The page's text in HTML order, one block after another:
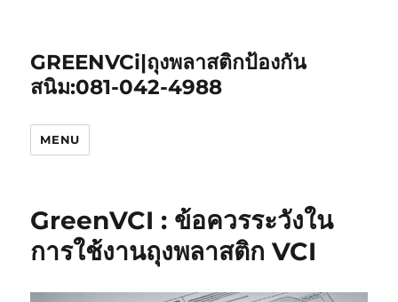
GREENVCi|ถุงพลาสติกป้องกัน
สนิม:081-042-4988
MENU
GreenVCI : ข้อควรระวังใน
การใช้งานถุงพลาสติก VCI